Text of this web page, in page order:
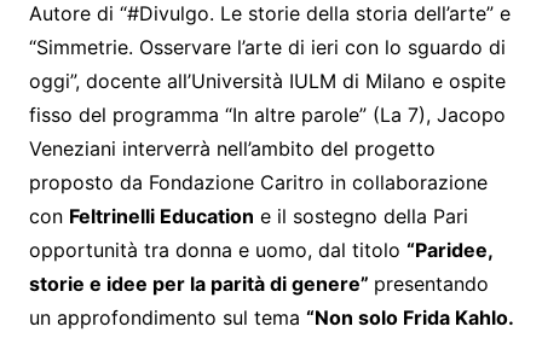
Autore di “#Divulgo. Le storie della storia dell’arte” e
“Simmetrie. Osservare l’arte di ieri con lo sguardo di
oggi”, docente all’Università IULM di Milano e ospite
fisso del programma “In altre parole” (La 7), Jacopo
Veneziani interverrà nell’ambito del progetto
proposto da Fondazione Caritro in collaborazione
con Feltrinelli Education e il sostegno della Pari
opportunità tra donna e uomo, dal titolo “Paridee,
storie e idee per la parità di genere” presentando
un approfondimento sul tema “Non solo Frida Kahlo.